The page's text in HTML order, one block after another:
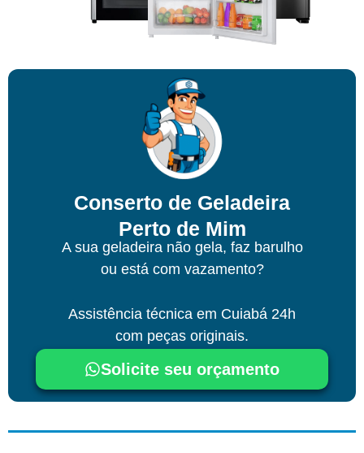
Conserto de Geladeira
Perto de Mim
A sua geladeira não gela, faz barulho
ou está com vazamento?
Assistência técnica em Cuiabá 24h
com peças originais.
Solicite seu orçamento